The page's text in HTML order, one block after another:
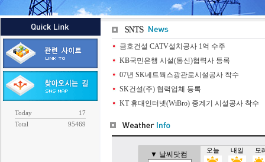
Today
17
Total
95469
금호건설 CATV설치공사 1억 수주
KB국민은행 시설(통신)협력사 등록
07년 SK네트웍스광관로시설공사 착수
SK건설(주) 협력업체 등록
KT 휴대인터넷(WiBro) 중계기 시설공사 착수